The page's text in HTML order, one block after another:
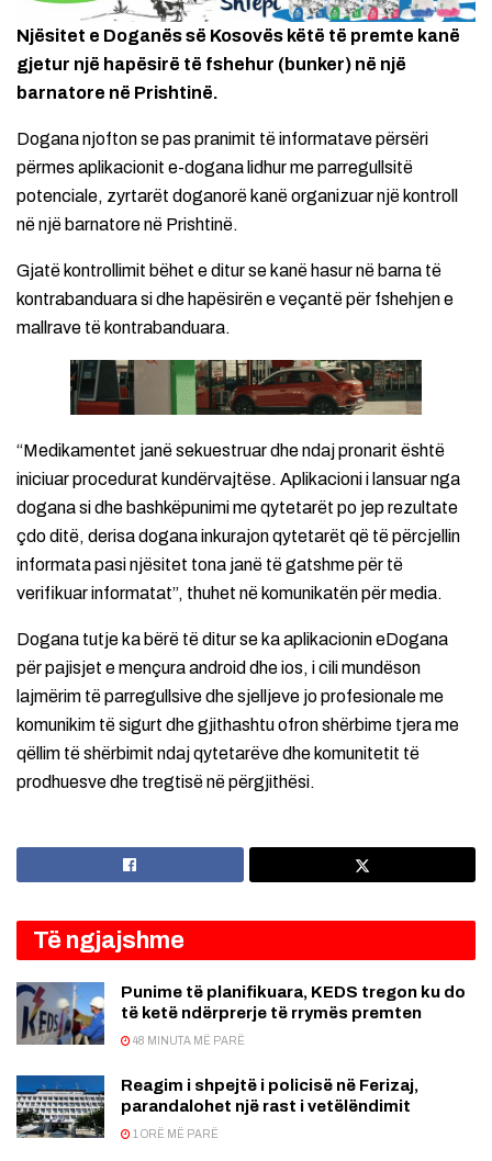
Njësitet e Doganës së Kosovës këtë të premte kanë
gjetur një hapësirë të fshehur (bunker) në një
barnatore në Prishtinë.
Dogana njofton se pas pranimit të informatave përsëri
përmes aplikacionit e-dogana lidhur me parregullsitë
potenciale, zyrtarët doganorë kanë organizuar një kontroll
në një barnatore në Prishtinë.
Gjatë kontrollimit bëhet e ditur se kanë hasur në barna të
kontrabanduara si dhe hapësirën e veçantë për fshehjen e
mallrave të kontrabanduara.
“Medikamentet janë sekuestruar dhe ndaj pronarit është
iniciuar procedurat kundërvajtëse. Aplikacioni i lansuar nga
dogana si dhe bashkëpunimi me qytetarët po jep rezultate
çdo ditë, derisa dogana inkurajon qytetarët që të përcjellin
informata pasi njësitet tona janë të gatshme për të
verifikuar informatat”, thuhet në komunikatën për media.
Dogana tutje ka bërë të ditur se ka aplikacionin eDogana
për pajisjet e mençura android dhe ios, i cili mundëson
lajmërim të parregullsive dhe sjelljeve jo profesionale me
komunikim të sigurt dhe gjithashtu ofron shërbime tjera me
qëllim të shërbimit ndaj qytetarëve dhe komunitetit të
prodhuesve dhe tregtisë në përgjithësi.
Të ngjajshme
Punime të planifikuara, KEDS tregon ku do
të ketë ndërprerje të rrymës premten
48 MINUTA MË PARË
Reagim i shpejtë i policisë në Ferizaj,
parandalohet një rast i vetëlëndimit
1 ORË MË PARË